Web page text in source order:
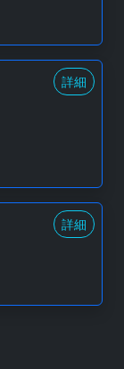
詳細
詳細